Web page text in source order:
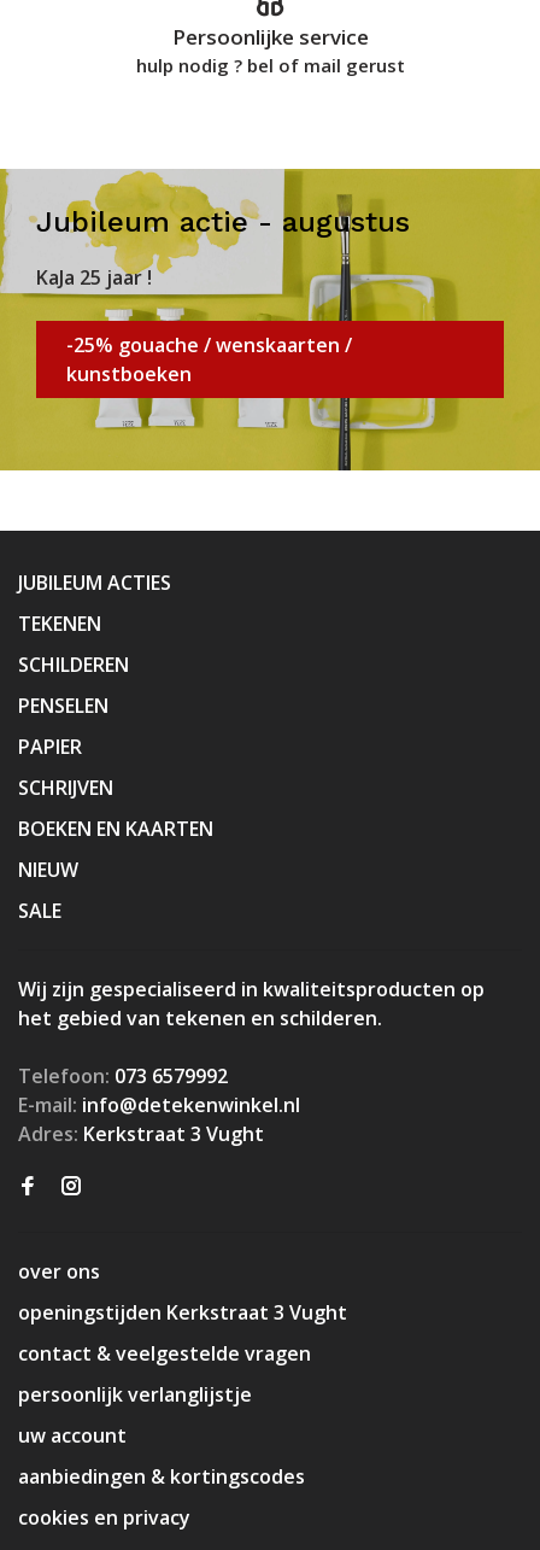
Persoonlijke service
hulp nodig ? bel of mail gerust
Jubileum actie - augustus
KaJa 25 jaar !
-25% gouache / wenskaarten /
kunstboeken
JUBILEUM ACTIES
TEKENEN
SCHILDEREN
PENSELEN
PAPIER
SCHRIJVEN
BOEKEN EN KAARTEN
NIEUW
SALE
Wij zijn gespecialiseerd in kwaliteitsproducten op
het gebied van tekenen en schilderen.
Telefoon: 073 6579992
E-mail: info@detekenwinkel.nl
Adres: Kerkstraat 3 Vught
over ons
openingstijden Kerkstraat 3 Vught
contact & veelgestelde vragen
persoonlijk verlanglijstje
uw account
aanbiedingen & kortingscodes
cookies en privacy